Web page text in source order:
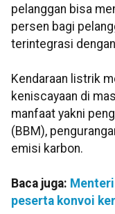
pelanggan bisa
persen bagi
terintegrasi dengan
Kendaraan listrik
keniscayaan di
manfaat yakni
(BBM),
emisi karbon.
Baca juga:
peserta konvoi